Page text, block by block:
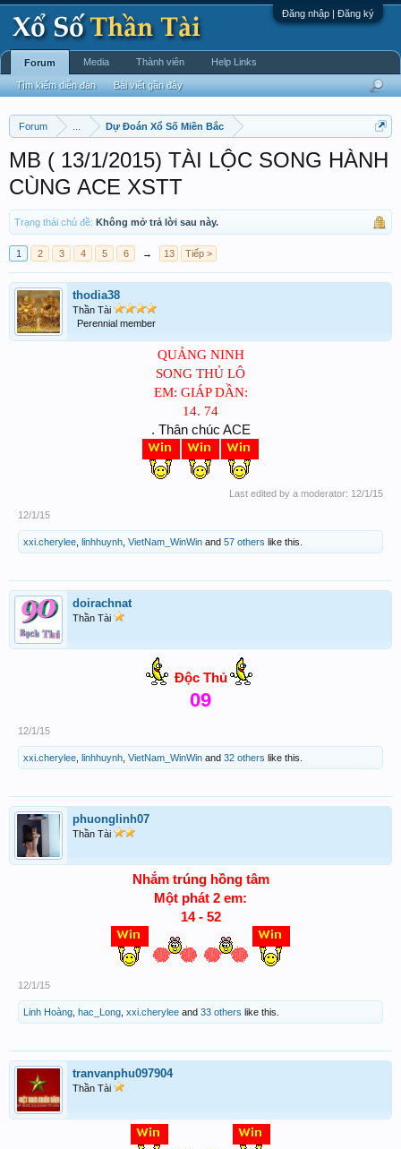
Đăng nhập | Đăng ký
Forum Dự Đoán Xổ Số Miền Bắc
MB ( 13/1/2015) TÀI LỘC SONG HÀNH
CÙNG ACE XSTT
Trạng thái chủ đề: Không mở trả lời sau này.
1 2 3 4 5 6 → 13 Tiếp >
thodia38
Thần Tài
Perennial member
QUẢNG NINH
SONG THỦ LÔ
EM: GIÁP DẦN:
14. 74
. Thân chúc ACE
Last edited by a moderator: 12/1/15
12/1/15
xxi.cherylee linhhuynh VietNam_WinWin and 57 others like this.
doirachnat
Thần Tài
Độc Thủ
09
12/1/15
xxi.cherylee linhhuynh VietNam_WinWin and 32 others like this.
phuonglinh07
Thần Tài
Nhắm trúng hồng tâm
Một phát 2 em:
14 - 52
12/1/15
Linh Hoàng hac_Long xxi.cherylee and 33 others like this.
tranvanphu097904
Thần Tài
Forum
Tìm kiếm diễn đàn Bài viết gần đây
Media Thành viên Help Links